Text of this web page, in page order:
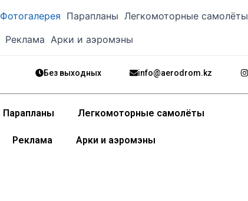
Фотогалерея Парапланы Легкомоторные самолёты
Реклама Арки и аэромэны
Без выходных info@aerodrom.kz
Парапланы Легкомоторные самолёты
Реклама Арки и аэромэны